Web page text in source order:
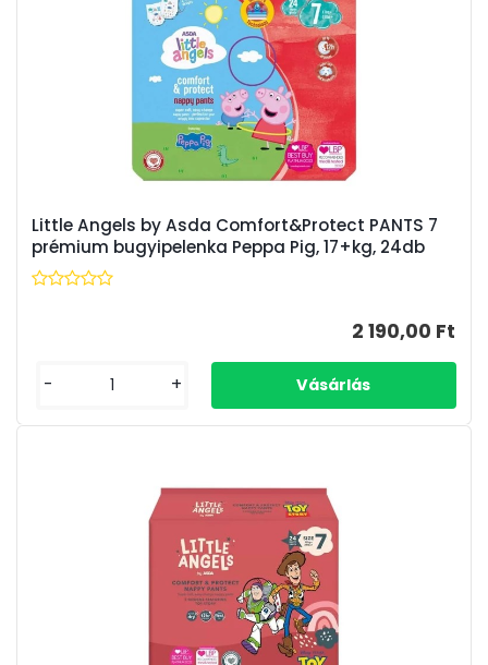
Little Angels by Asda Comfort&Protect PANTS 7
prémium bugyipelenka Peppa Pig, 17+kg, 24db
2 190,00 Ft
- +